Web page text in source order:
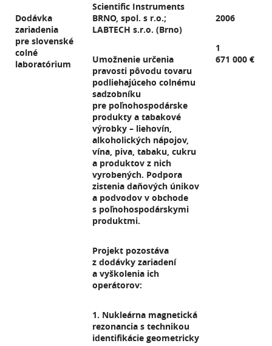
Dodávka
zariadenia
pre slovenské
colné
laboratórium
Scientific Instruments
BRNO, spol. s r.o.;
LABTECH s.r.o. (Brno)
Umožnenie určenia
pravosti pôvodu tovaru
podliehajúceho colnému
sadzobníku
pre poľnohospodárske
produkty a tabakové
výrobky – liehovín,
alkoholických nápojov,
vína, piva, tabaku, cukru
a produktov z nich
vyrobených. Podpora
zistenia daňových únikov
a podvodov v obchode
s poľnohospodárskymi
produktmi.
Projekt pozostáva
z dodávky zariadení
a vyškolenia ich
operátorov:
1. Nukleárna magnetická
rezonancia s technikou
identifikácie geometricky
2006
1
671 000 €